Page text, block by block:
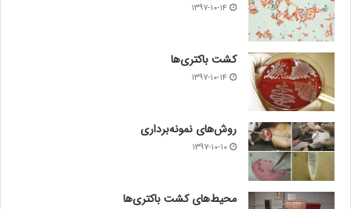
۱۳۹۷-۱۰-۱۴
کشت باکتری‌ها
۱۳۹۷-۱۰-۱۴
روش‌های نمونه‌برداری
۱۳۹۷-۱۰-۱۰
محیط‌های کشت باکتری‌ها